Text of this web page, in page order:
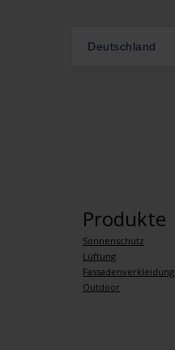
Deutschland
Produkte
Sonnenschutz
Lüftung
Fassadenverkleidung
Outdoor